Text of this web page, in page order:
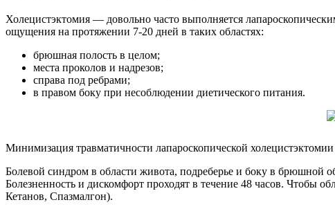
Холецистэктомия — довольно часто выполняется
ощущения на протяжении 7-20 дней в таких областях:
брюшная полость в целом;
места проколов и надрезов;
справа под ребрами;
в правом боку при несоблюдении диетического питания.
Минимизация травматичности лапароскопической
Болевой синдром в области живота, подреберье и боку в брюшной
Болезненность и дискомфорт проходят в течение 48 часов. Чтобы
Кетанов, Спазмалгон).